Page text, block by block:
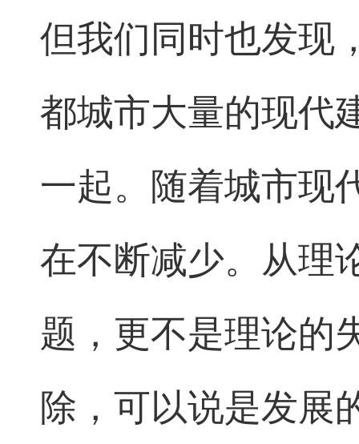
但我们同时也发现
都城市大量的现代
一起。随着城市现
在不断减少。从理
题，更不是理论的
除，可以说是发展